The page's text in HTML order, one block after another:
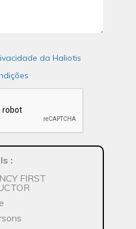
da Haliotis
:
FIRST